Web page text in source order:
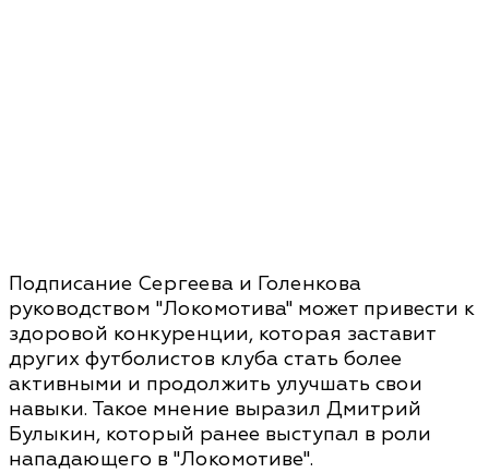
Подписание Сергеева и Голенкова
руководством "Локомотива" может привести к
здоровой конкуренции, которая заставит
других футболистов клуба стать более
активными и продолжить улучшать свои
навыки. Такое мнение выразил Дмитрий
Булыкин, который ранее выступал в роли
нападающего в "Локомотиве".